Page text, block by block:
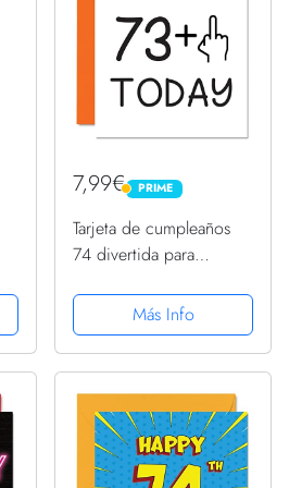
7,99€ PRIME
PRIME
Tarjeta de cumpleaños
74 divertida para
tarjeta de cumpleaños
para hombres, tarjetas
de cumpleaños groseras
de...
Más Info